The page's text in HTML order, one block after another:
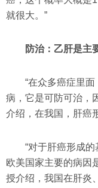
就很大。”
防治：乙肝是主
“在众多癌症里
病，它是可防可治，
介绍，在我国，肝癌
“对于肝癌形成
欧美国家主要的病因
授介绍，我国在肝炎